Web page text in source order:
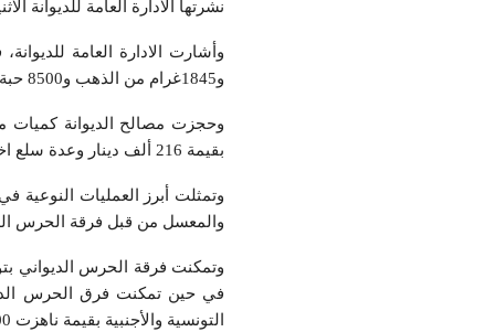
نشرتها الادارة العامة للديوانة
و1845غرام من الذهب و8500 حبة دواء مخدر و28 طن من المواد الغذائية.
بقيمة 216 ألف دينار وعدة سلع اخرى مثل المحروقات والملابس المستعملة والمواد الاستهلاكية المختلفة.
والمعسل من قبل فرقة الحرس الديواني
في حين تمكنت فرق الحرس
التونسية والأجنبية بقيمة ناهزت 300 ألف دينار.